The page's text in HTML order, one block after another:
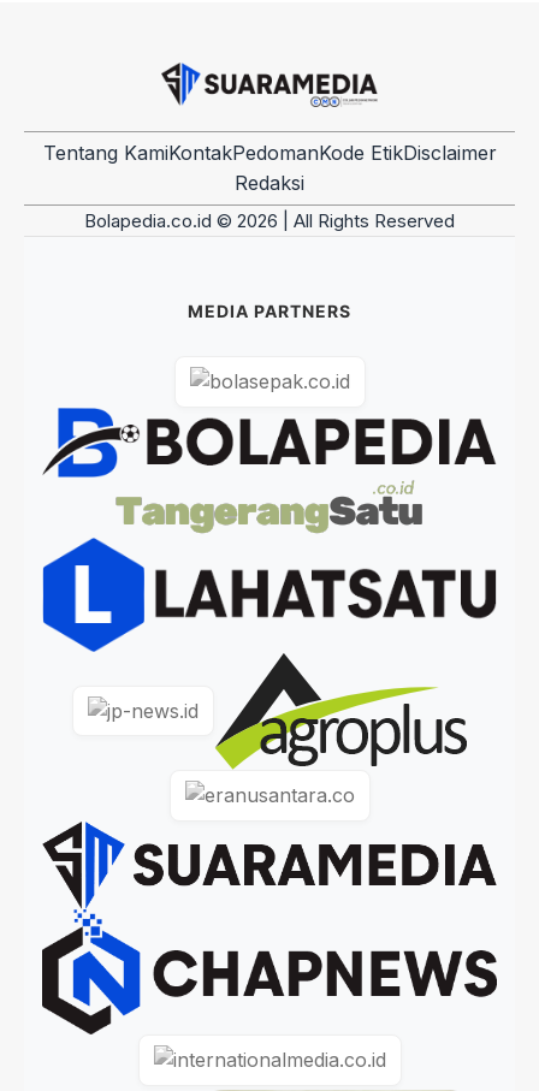
Tentang KamiKontakPedomanKode EtikDisclaimer
Redaksi
Bolapedia.co.id © 2026 | All Rights Reserved
MEDIA PARTNERS